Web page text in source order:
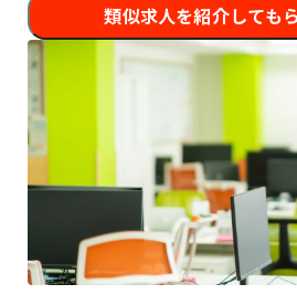
類似求人を紹介しても